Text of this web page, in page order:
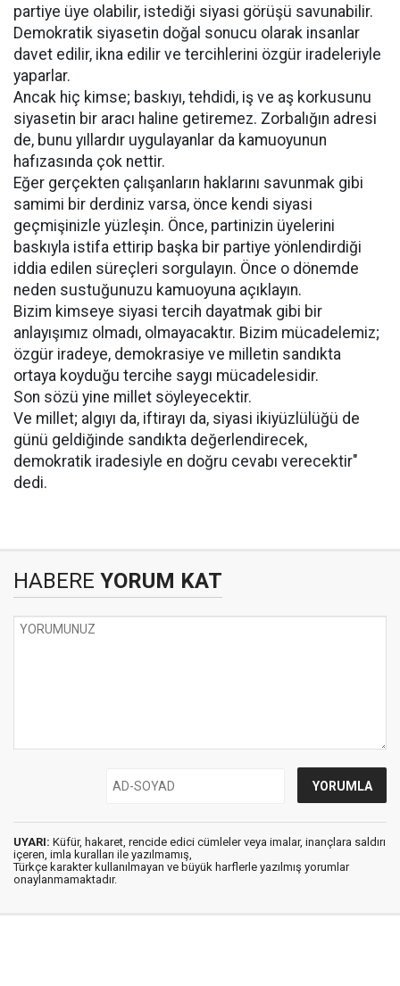
partiye üye olabilir, istediği siyasi görüşü savunabilir.
Demokratik siyasetin doğal sonucu olarak insanlar
davet edilir, ikna edilir ve tercihlerini özgür iradeleriyle
yaparlar.
Ancak hiç kimse; baskıyı, tehdidi, iş ve aş korkusunu
siyasetin bir aracı haline getiremez. Zorbalığın adresi
de, bunu yıllardır uygulayanlar da kamuoyunun
hafızasında çok nettir.
Eğer gerçekten çalışanların haklarını savunmak gibi
samimi bir derdiniz varsa, önce kendi siyasi
geçmişinizle yüzleşin. Önce, partinizin üyelerini
baskıyla istifa ettirip başka bir partiye yönlendirdiği
iddia edilen süreçleri sorgulayın. Önce o dönemde
neden sustuğunuzu kamuoyuna açıklayın.
Bizim kimseye siyasi tercih dayatmak gibi bir
anlayışımız olmadı, olmayacaktır. Bizim mücadelemiz;
özgür iradeye, demokrasiye ve milletin sandıkta
ortaya koyduğu tercihe saygı mücadelesidir.
Son sözü yine millet söyleyecektir.
Ve millet; algıyı da, iftirayı da, siyasi ikiyüzlülüğü de
günü geldiğinde sandıkta değerlendirecek,
demokratik iradesiyle en doğru cevabı verecektir"
dedi.
HABERE YORUM KAT
UYARI: Küfür, hakaret, rencide edici cümleler veya imalar, inançlara saldırı
içeren, imla kuralları ile yazılmamış,
Türkçe karakter kullanılmayan ve büyük harflerle yazılmış yorumlar
onaylanmamaktadır.